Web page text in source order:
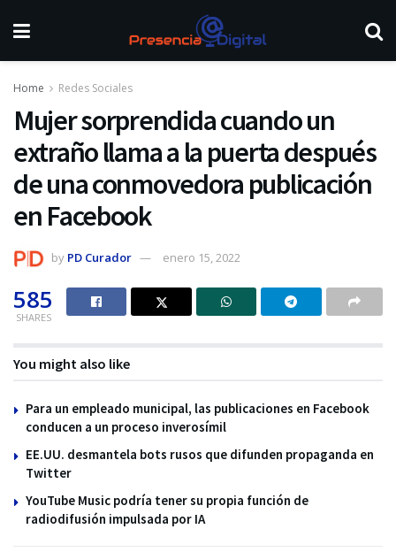
Home Redes Sociales
Mujer sorprendida cuando un
extraño llama a la puerta después
de una conmovedora publicación
en Facebook
by PD Curador enero 15, 2022
585
SHARES
You might also like
Para un empleado municipal, las publicaciones en Facebook
conducen a un proceso inverosímil
EE.UU. desmantela bots rusos que difunden propaganda en
Twitter
YouTube Music podría tener su propia función de
radiodifusión impulsada por IA